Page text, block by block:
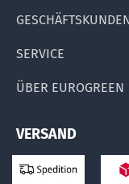
SERVICE
ÜBER EUROGREEN
VERSAND